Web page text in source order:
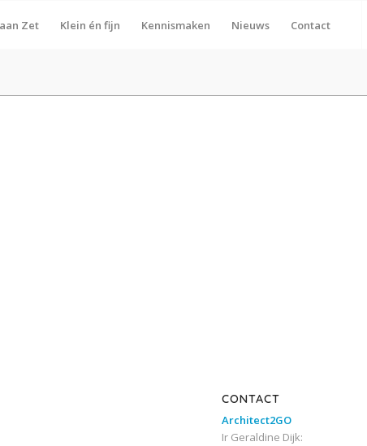
Zet Klein én fijn Kennismaken Nieuws Contact
CONTACT
Architect2GO
Ir Geraldine Dijk: